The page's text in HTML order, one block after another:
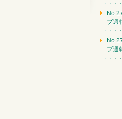
ブ週
ブ週